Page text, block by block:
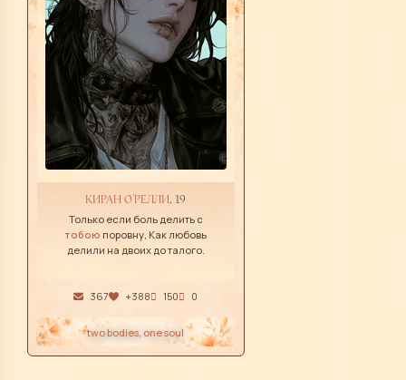
КИРАН О'РЕЛЛИ, 19
Только если боль делить с
тобою поровну, Как любовь
делили на двоих до талого.
367 +388 150 0
two bodies, one soul